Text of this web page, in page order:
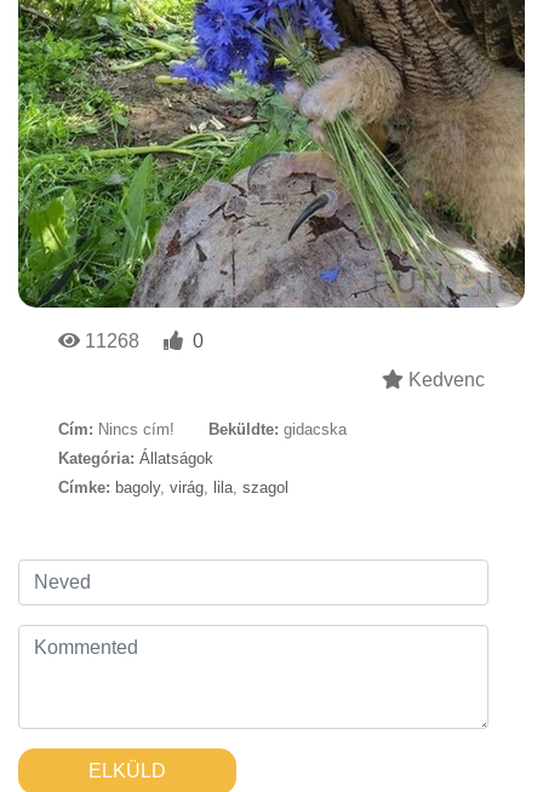
11268
0
Kedvenc
Cím: Nincs cím! Beküldte: gidacska
Kategória: Állatságok
Címke: bagoly, virág lila szagol
ELKÜLD